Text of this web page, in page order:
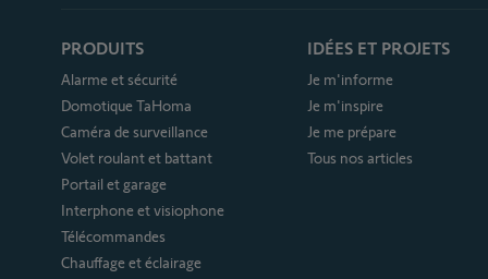
PRODUITS
Alarme et sécurité
Domotique TaHoma
Caméra de surveillance
Volet roulant et battant
Portail et garage
Interphone et visiophone
Télécommandes
Chauffage et éclairage
IDÉES ET PROJETS
Je m'informe
Je m'inspire
Je me prépare
Tous nos articles